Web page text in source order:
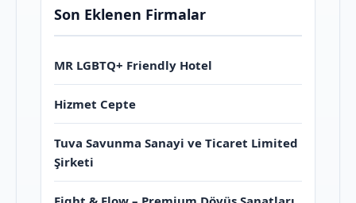
Son Eklenen Firmalar
MR LGBTQ+ Friendly Hotel
Hizmet Cepte
Tuva Savunma Sanayi ve Ticaret Limited
Şirketi